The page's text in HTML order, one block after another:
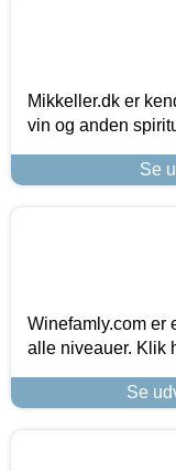
Mikkeller.dk er
vin og anden
Se
Winefamly.com er
alle niveauer. Klik
Se